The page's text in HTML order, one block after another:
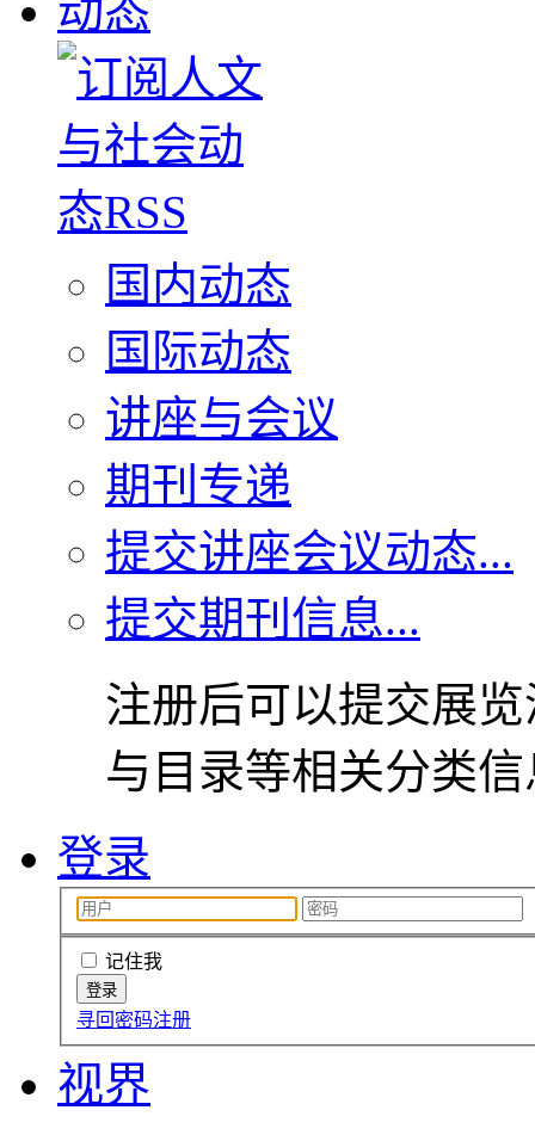
动态
国内动态
国际动态
讲座与会议
期刊专递
提交讲座会议动态...
提交期刊信息...
注册后可以提交展
与目录等相关分类
登录
记住我
寻回密码注册
视界